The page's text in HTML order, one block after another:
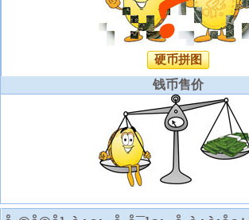
硬币拼图
钱币售价